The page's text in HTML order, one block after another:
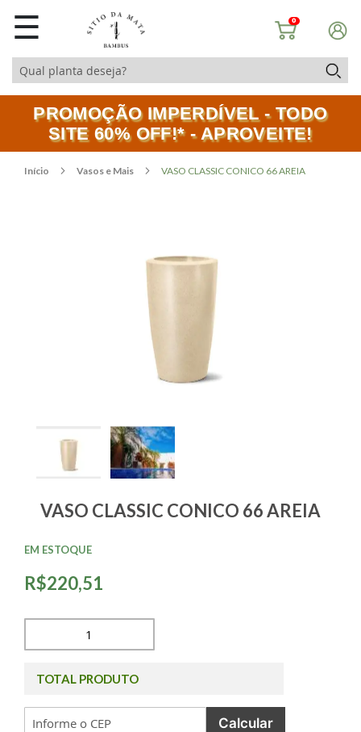
☰ 0
PROMOÇÃO IMPERDÍVEL - TODO
SITE 60% OFF!* - APROVEITE!
Início Vasos e Mais VASO CLASSIC CONICO 66 AREIA
VASO CLASSIC CONICO 66 AREIA
R$220,51
EM ESTOQUE
TOTAL PRODUTO
Calcular